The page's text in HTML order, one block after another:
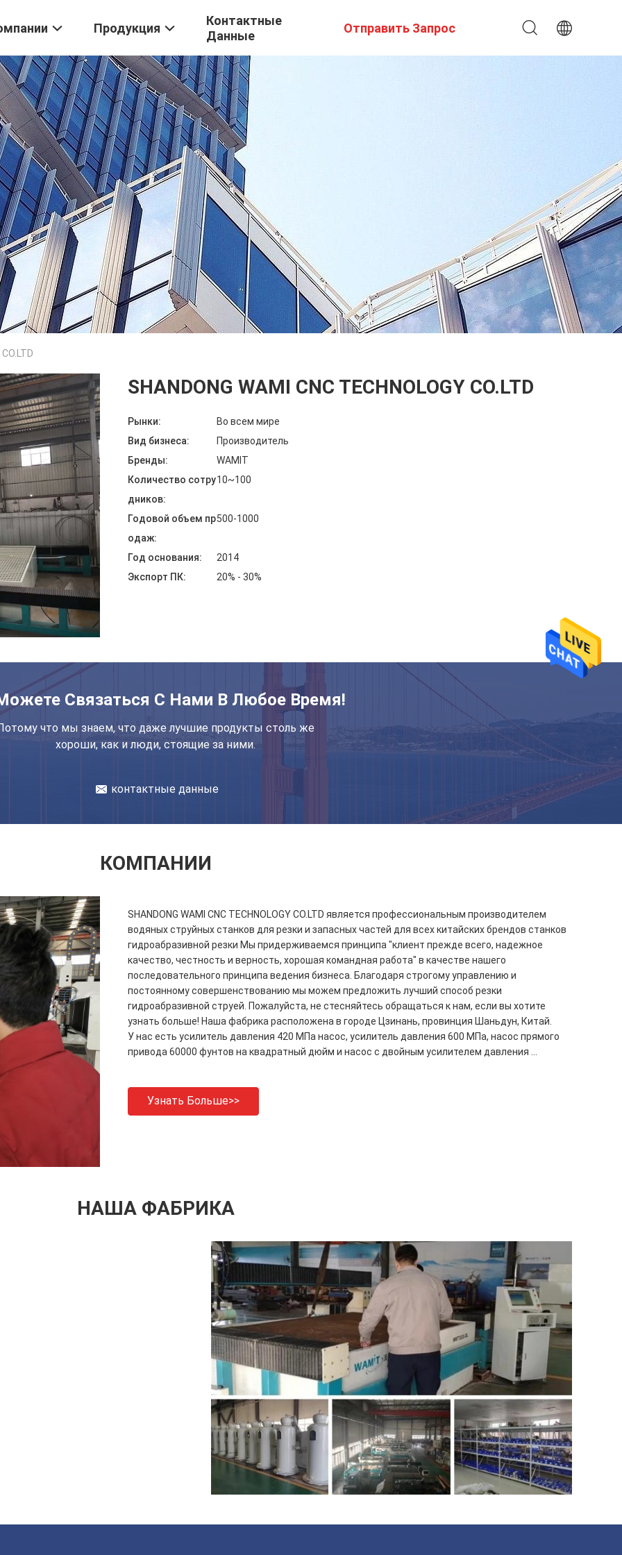
Продукция
Контактные
Данные
Отправить Запрос
SHANDONG WAMI CNC TECHNOLOGY CO.LTD
Рынки:
Во всем мире
Вид бизнеса:
Производитель
Бренды:
WAMIT
Количество сотру
дников:
10~100
Годовой объем пр
одаж:
500-1000
Год основания:
2014
Экспорт ПК:
20% - 30%
Связаться С Нами В Любое Время!
что мы знаем, что даже лучшие продукты столь же
хороши, как и люди, стоящие за ними.
контактные данные
КОМПАНИИ
SHANDONG WAMI CNC TECHNOLOGY CO.LTD является профессиональным производителем
водяных струйных станков для резки и запасных частей для всех китайских брендов станков
гидроабразивной резки Мы придерживаемся принципа "клиент прежде всего, надежное
качество, честность и верность, хорошая командная работа" в качестве нашего
последовательного принципа ведения бизнеса. Благодаря строгому управлению и
постоянному совершенствованию мы можем предложить лучший способ резки
гидроабразивной струей. Пожалуйста, не стесняйтесь обращаться к нам, если вы хотите
узнать больше! Наша фабрика расположена в городе Цзинань, провинция Шаньдун, Китай.
У нас есть усилитель давления 420 МПа насос, усилитель давления 600 МПа, насос прямого
привода 60000 фунтов на квадратный дюйм и насос с двойным усилителем давления ...
Узнать Больше>>
НАША ФАБРИКА